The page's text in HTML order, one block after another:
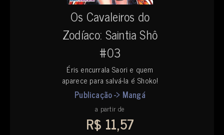
Os Cavaleiros do
Zodíaco: Saintia Shô
#03
Éris encurrala Saori e quem
aparece para salvá-la é Shoko!
Publicação -> Mangá
a partir de
R$ 11,57